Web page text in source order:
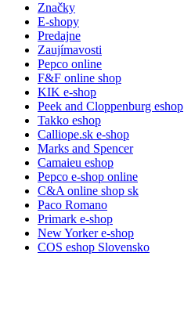
Značky
E-shopy
Predajne
Zaujímavosti
Pepco online
F&F online shop
KIK e-shop
Peek and Cloppenburg eshop
Takko eshop
Calliope.sk e-shop
Marks and Spencer
Camaieu eshop
Pepco e-shop online
C&A online shop sk
Paco Romano
Primark e-shop
New Yorker e-shop
COS eshop Slovensko